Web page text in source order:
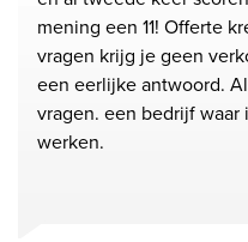
mening een 11! Offerte
vragen krijg je geen
een eerlijke antwoord.
vragen. een bedrijf waar
werken.